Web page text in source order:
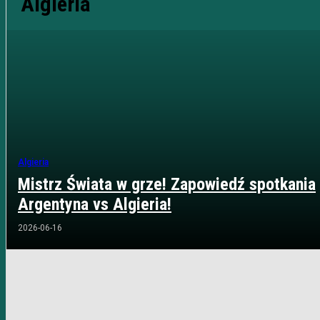
Algieria
Mistrz Świata w grze! Zapowiedź spotkania
Argentyna vs Algieria!
2026-06-16